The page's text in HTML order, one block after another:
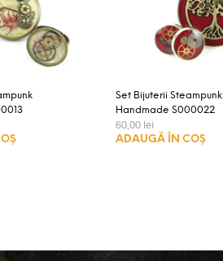
Set Bijuterii Steampunk
Handmade S000022
60,00 lei
ADAUGĂ ÎN COȘ